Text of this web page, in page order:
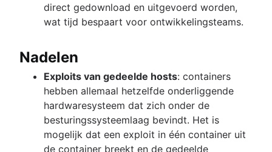
direct gedownload en uitgevoerd worden,
wat tijd bespaart voor ontwikkelingsteams.
Nadelen
Exploits van gedeelde hosts: containers
hebben allemaal hetzelfde onderliggende
hardwaresysteem dat zich onder de
besturingssysteemlaag bevindt. Het is
mogelijk dat een exploit in één container uit
de container breekt en de gedeelde